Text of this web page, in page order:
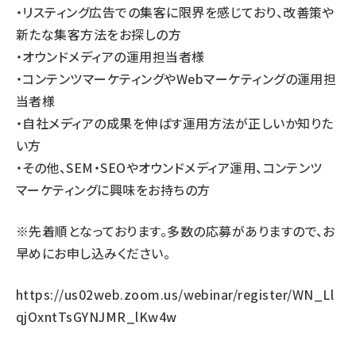
・リスティング広告での集客に限界を感じており、改善策や
新たな集客方法をお探しの方
・オウンドメディアの運用担当者様
・コンテンツマーケティングやWebマーケティングの運用担
当者様
・自社メディアの成果を伸ばす運用方法が正しいか知りた
い方
・その他、SEM・SEOやオウンドメディア運用、コンテンツ
マーケティングに興味をお持ちの方
※先着順となっております。多数の応募がありますので、お
早めにお申し込みください。
https://us02web.zoom.us/webinar/register/WN_Ll
qjOxntTsGYNJMR_lKw4w